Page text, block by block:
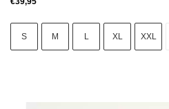
S M L XL XXL